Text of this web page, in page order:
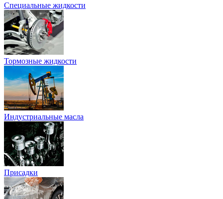
Специальные жидкости
Тормозные жидкости
Индустриальные масла
Присадки